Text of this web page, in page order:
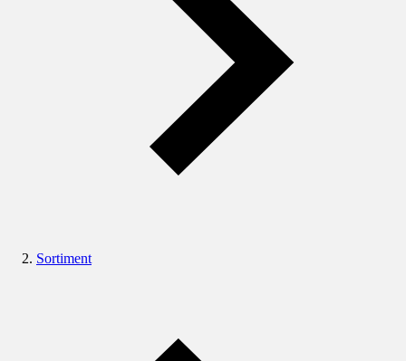
Sortiment